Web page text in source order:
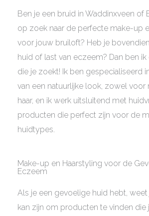
Ben je een bruid in Waddinxveen of
op zoek naar de perfecte make-up
voor jouw bruiloft? Heb je
huid of last van eczeem? Dan ben
die je zoekt! Ik ben gespecialiseerd
van een natuurlijke look, zowel voor
haar, en ik werk uitsluitend met
producten die perfect zijn voor de
huidtypes.
Make-up en Haarstyling voor de
Eczeem
Als je een gevoelige huid hebt,
kan zijn om producten te vinden die